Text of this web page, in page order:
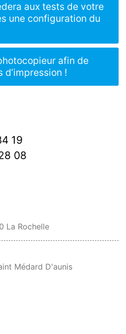
19
08
La Rochelle
Médard D'aunis
aux tests de votre
une configuration du
afin de
!